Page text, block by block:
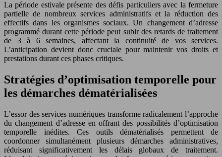
La période estivale présente des défis particuliers avec la fermeture
partielle de nombreux services administratifs et la réduction des
effectifs dans les organismes sociaux. Un changement d’adresse
programmé durant cette période peut subir des retards de traitement
de 3 à 6 semaines, affectant la continuité de vos services.
L’anticipation devient donc cruciale pour maintenir vos droits et
prestations durant ces phases critiques.
Stratégies d’optimisation temporelle pour
les démarches dématérialisées
L’essor des services numériques transforme radicalement l’approche
du changement d’adresse en offrant des possibilités d’optimisation
temporelle inédites. Ces outils dématérialisés permettent de
coordonner simultanément plusieurs démarches administratives,
réduisant significativement les délais globaux de traitement.